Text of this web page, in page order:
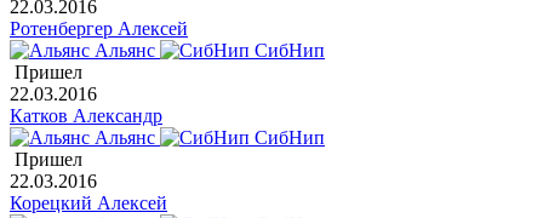
22.03.2016
Ротенбергер Алексей
Альянс
СибНип
Пришел
22.03.2016
Катков Александр
Альянс
СибНип
Пришел
22.03.2016
Корецкий Алексей